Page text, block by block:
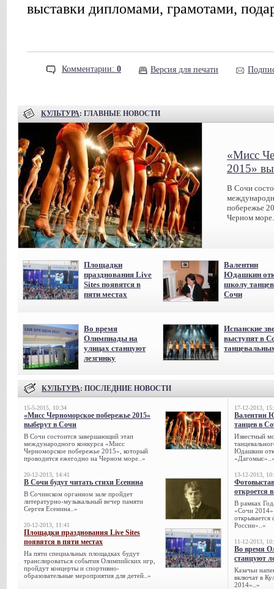
выставки дипломами, грамотами,
Комментарии: 0 Версия для печати
КУЛЬТУРА: ГЛАВНЫЕ НОВОСТИ
«Мисс
2015»
В Сочи
побережье
Черном
Площадки
празднования Live
Sites появятся в
пяти местах
Валентин
Юдашкин
школу
Сочи
Во время
Олимпиады на
улицах станцуют
лезгинку
Испанские
выступят в
КУЛЬТУРА: ПОСЛЕДНИЕ НОВОСТИ
15-5-2015, 10:34
«Мисс Черноморское побережье 2015»
выберут в Сочи
В Сочи состоится завершающий этап
международного конкурса «Мисс
Черноморское побережье 2015», который
проводится ежегодно на Черном море..»
20-12-2013, 14:41
В Сочи будут читать стихи Есенина
В Сочинском органном зале пройдет
литературно-музыкальный вечер памяти
Сергея Есенина..»
20-12-2013, 11:41
Площадки празднования Live Sites
появятся в пяти местах
На пяти специальных площадках будут
транслироваться события Олимпийских игр,
пройдут концерты и спортивно-
образовательные мероприятия для детей..»
17-12-2013,
Валентин
танцев в
Известный
Юдашкин
13-12-2013,
откроется
В рамках
«Сочи 2014»
открывается
России»..»
11-12-2013,
Во время
станцуют
Казачьи
включат в
2014»..»